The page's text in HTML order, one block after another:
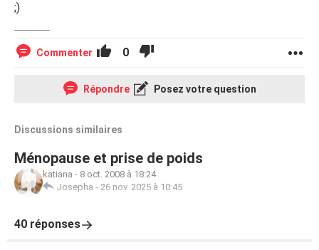
;)
Commenter 0
Répondre Posez votre question
Discussions similaires
Ménopause et prise de poids
katiana - 8 oct. 2008 à 18:24
Josepha - 26 nov. 2025 à 10:45
40 réponses